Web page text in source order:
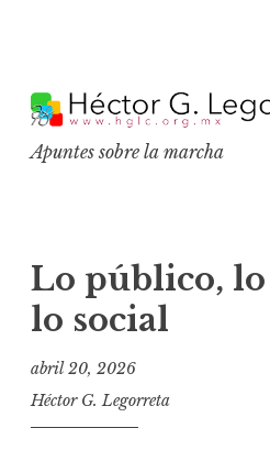
k
p
c
o
n
Apuntes sobre la marcha
Lo público,
lo social
abril 20, 2026
Héctor G. Legorreta